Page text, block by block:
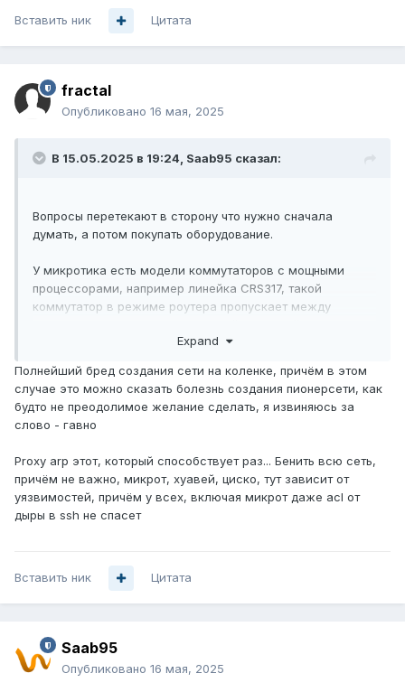
Вставить ник Цитата
fractal
Опубликовано 16 мая, 2025
В 15.05.2025 в 19:24, Saab95 сказал:
Вопросы перетекают в сторону что нужно сначала
думать, а потом покупать оборудование.
У микротика есть модели коммутаторов с мощными
процессорами, например линейка CRS317, такой
коммутатор в режиме роутера пропускает между
будет достаточно (а судя по RB1100 в начале он больше и
Тогда можно было бы на каждом порту терминировать
подключенное устройство и сделать L3 сеть.
схему влан на каждый порт коммутатора. На микротике
в центре завести все эти вланы, будет 200 вланов.
Вланы телефонов - заводите в каждый IP адрес поштучно
и настраиваете DHCP сервер, тем самым каждому
Вланы компьютеров - так же заводите каждый IP адрес
Для возможности общения устройств между собой
включаете на каждом влане прокси-арп и все.
Expand
Полнейший бред создания сети на коленке, причём в этом
случае это можно сказать болезнь создания пионерсети, как
будто не преодолимое желание сделать, я извиняюсь за
слово - гавно
Proxy arp этот, который способствует раз... Бенить всю сеть,
причём не важно, микрот, хуавей, циско, тут зависит от
уязвимостей, причём у всех, включая микрот даже acl от
дыры в ssh не спасет
Вставить ник Цитата
Saab95
Опубликовано 16 мая, 2025